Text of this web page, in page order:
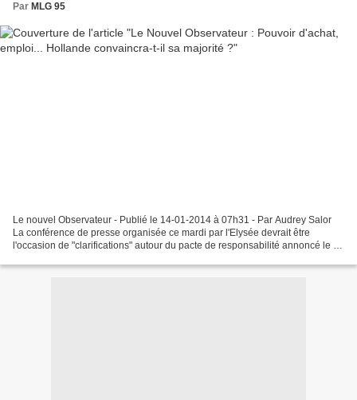
Par MLG 95
Le nouvel Observateur - Publié le 14-01-2014 à 07h31 - Par Audrey Salor
La conférence de presse organisée ce mardi par l'Elysée devrait être
l'occasion de "clarifications" autour du pacte de responsabilité annoncé le 31